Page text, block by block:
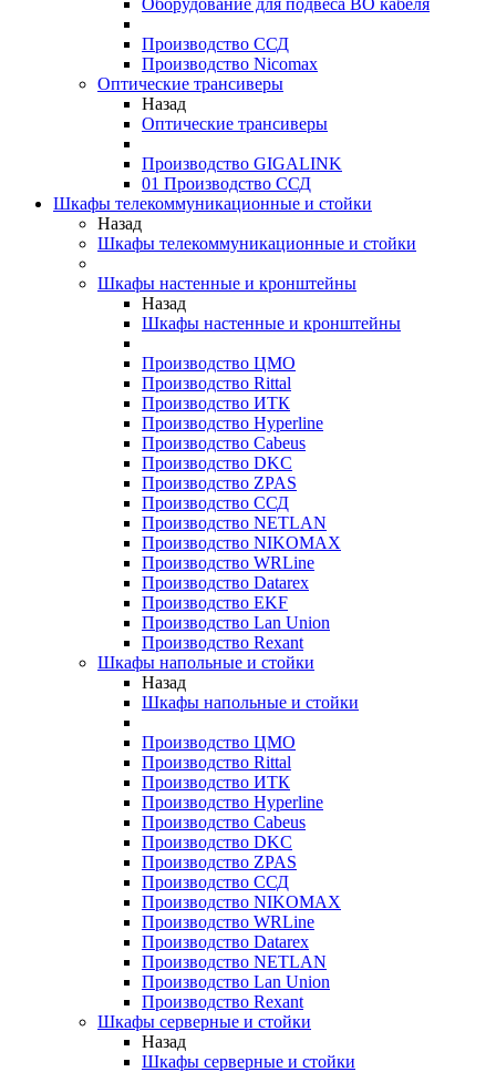
Оборудование для подвеса ВО кабеля
Производство ССД
Производство Nicomax
Оптические трансиверы
Назад
Оптические трансиверы
Производство GIGALINK
01 Производство ССД
Шкафы телекоммуникационные и стойки
Назад
Шкафы телекоммуникационные и стойки
Шкафы настенные и кронштейны
Назад
Шкафы настенные и кронштейны
Производство ЦМО
Производство Rittal
Производство ИТК
Производство Hyperline
Производство Cabeus
Производство DKC
Производство ZPAS
Производство ССД
Производство NETLAN
Производство NIKOMAX
Производство WRLine
Производство Datarex
Производство EKF
Производство Lan Union
Производство Rexant
Шкафы напольные и стойки
Назад
Шкафы напольные и стойки
Производство ЦМО
Производство Rittal
Производство ИТК
Производство Hyperline
Производство Cabeus
Производство DKC
Производство ZPAS
Производство ССД
Производство NIKOMAX
Производство WRLine
Производство Datarex
Производство NETLAN
Производство Lan Union
Производство Rexant
Шкафы серверные и стойки
Назад
Шкафы серверные и стойки